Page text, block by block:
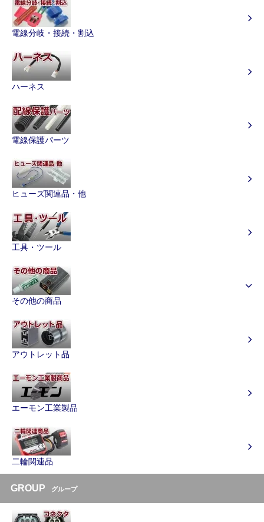
電線分岐・接続・割込
ハーネス
電線保護パーツ
ヒューズ関連品・他
工具・ツール
その他の商品
アウトレット品
エーモン工業製品
二輪関連品
GROUP グループ